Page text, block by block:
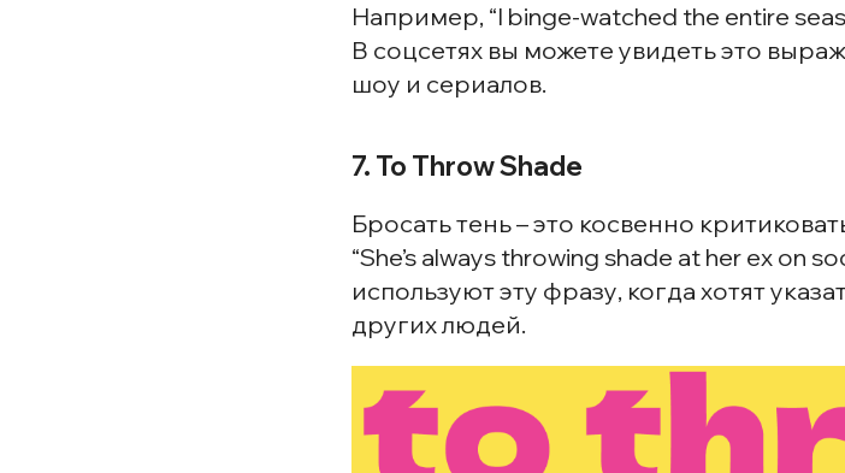
Например, “I binge-watched the entire
В соцсетях вы можете увидеть это
шоу и сериалов.
7. To Throw Shade
Бросать тень – это косвенно
“She’s always throwing shade at her ex on
используют эту фразу, когда хотят
других людей.